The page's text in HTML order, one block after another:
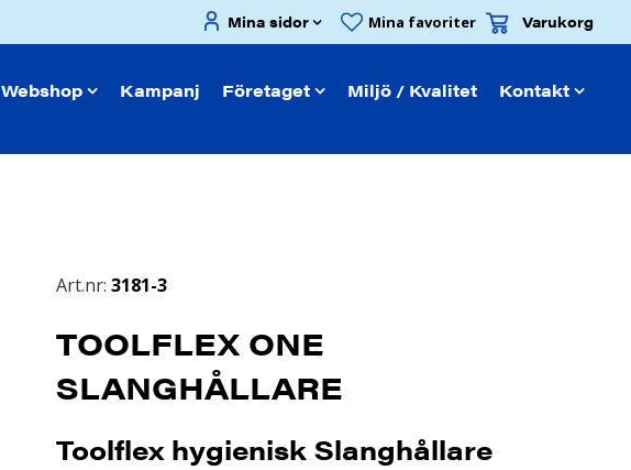
Mina sidor Mina favoriter Varukorg
Webshop Kampanj Företaget Miljö / Kvalitet Kontakt
Art.nr: 3181-3
TOOLFLEX ONE
SLANGHÅLLARE
Toolflex hygienisk Slanghållare